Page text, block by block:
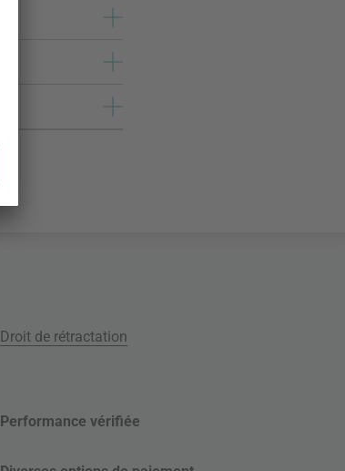
Droit de rétractation
Performance vérifiée